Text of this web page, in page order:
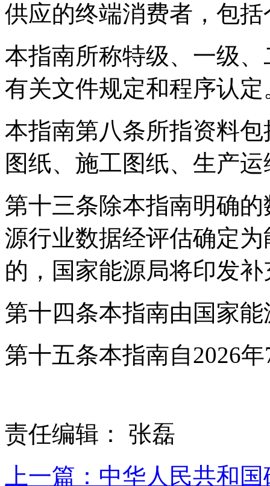
供应的终端消费者，包
本指南所称特级、一级
有关文件规定和程序认定
本指南第八条所指资料
图纸、施工图纸、生产
第十三条除本指南明确
源行业数据经评估确定
的，国家能源局将印发
第十四条本指南由国家
第十五条本指南自2026
责任编辑： 张磊
上一篇：中华人民共和